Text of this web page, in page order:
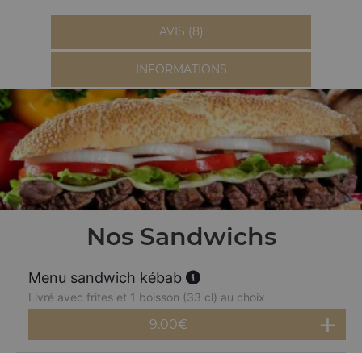
AVIS (8)
INFORMATIONS
Nos Sandwichs
Menu sandwich kébab
Livré avec frites et 1 boisson (33 cl) au choix
9.00€